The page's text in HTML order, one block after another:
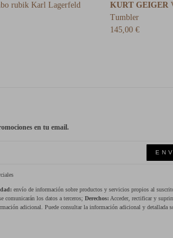
rubik Karl Lagerfeld
KURT GEIGER
Tumbler
145,00 €
en tu email.
envío de información sobre productos y servicios propios al
comunicarán los datos a terceros; Derechos:Acceder, rectificar y
adicional. Puede consultar la información adicional y detallada